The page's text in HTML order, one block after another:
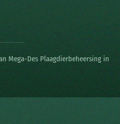
Mega-Des Plaagdierbeheersing in